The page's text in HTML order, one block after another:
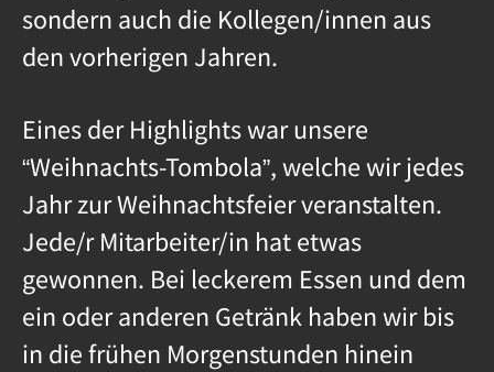
sondern auch die Kollegen/innen aus
den vorherigen Jahren.
Eines der Highlights war unsere
“Weihnachts-Tombola”, welche wir jedes
Jahr zur Weihnachtsfeier veranstalten.
Jede/r Mitarbeiter/in hat etwas
gewonnen. Bei leckerem Essen und dem
ein oder anderen Getränk haben wir bis
in die frühen Morgenstunden hinein